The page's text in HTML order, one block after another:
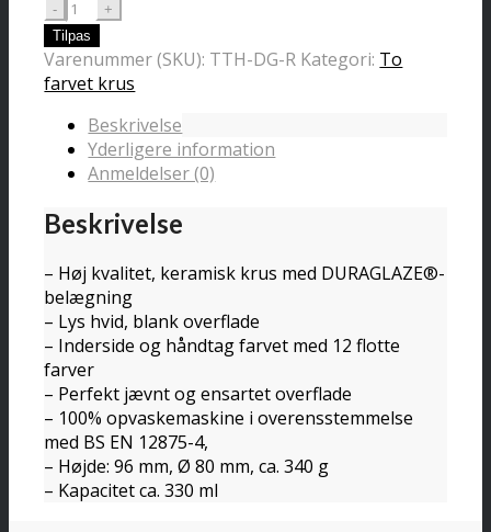
To
farvet
krus
rød
Tilpas
Varenummer (SKU): TTH-DG-R Kategori: To
farvet krus
Beskrivelse
Yderligere information
Anmeldelser (0)
Beskrivelse
– Høj kvalitet, keramisk krus med DURAGLAZE®-
belægning
– Lys hvid, blank overflade
– Inderside og håndtag farvet med 12 flotte
farver
– Perfekt jævnt og ensartet overflade
– 100% opvaskemaskine i overensstemmelse
med BS EN 12875-4,
– Højde: 96 mm, Ø 80 mm, ca. 340 g
– Kapacitet ca. 330 ml